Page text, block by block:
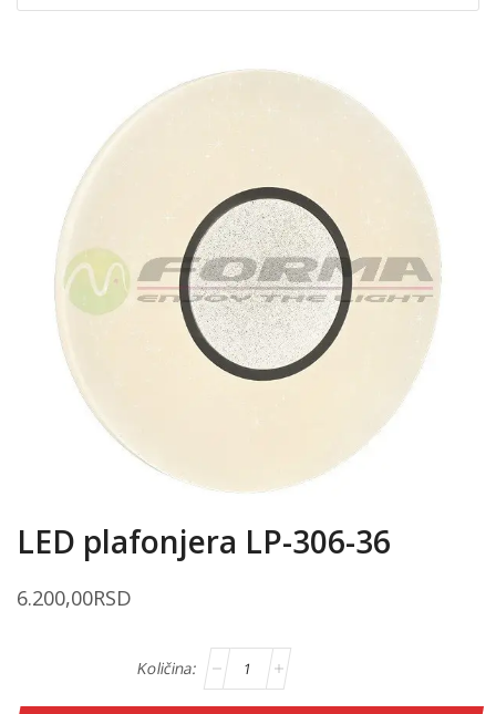
LED plafonjera LP-306-36
6.200,00RSD